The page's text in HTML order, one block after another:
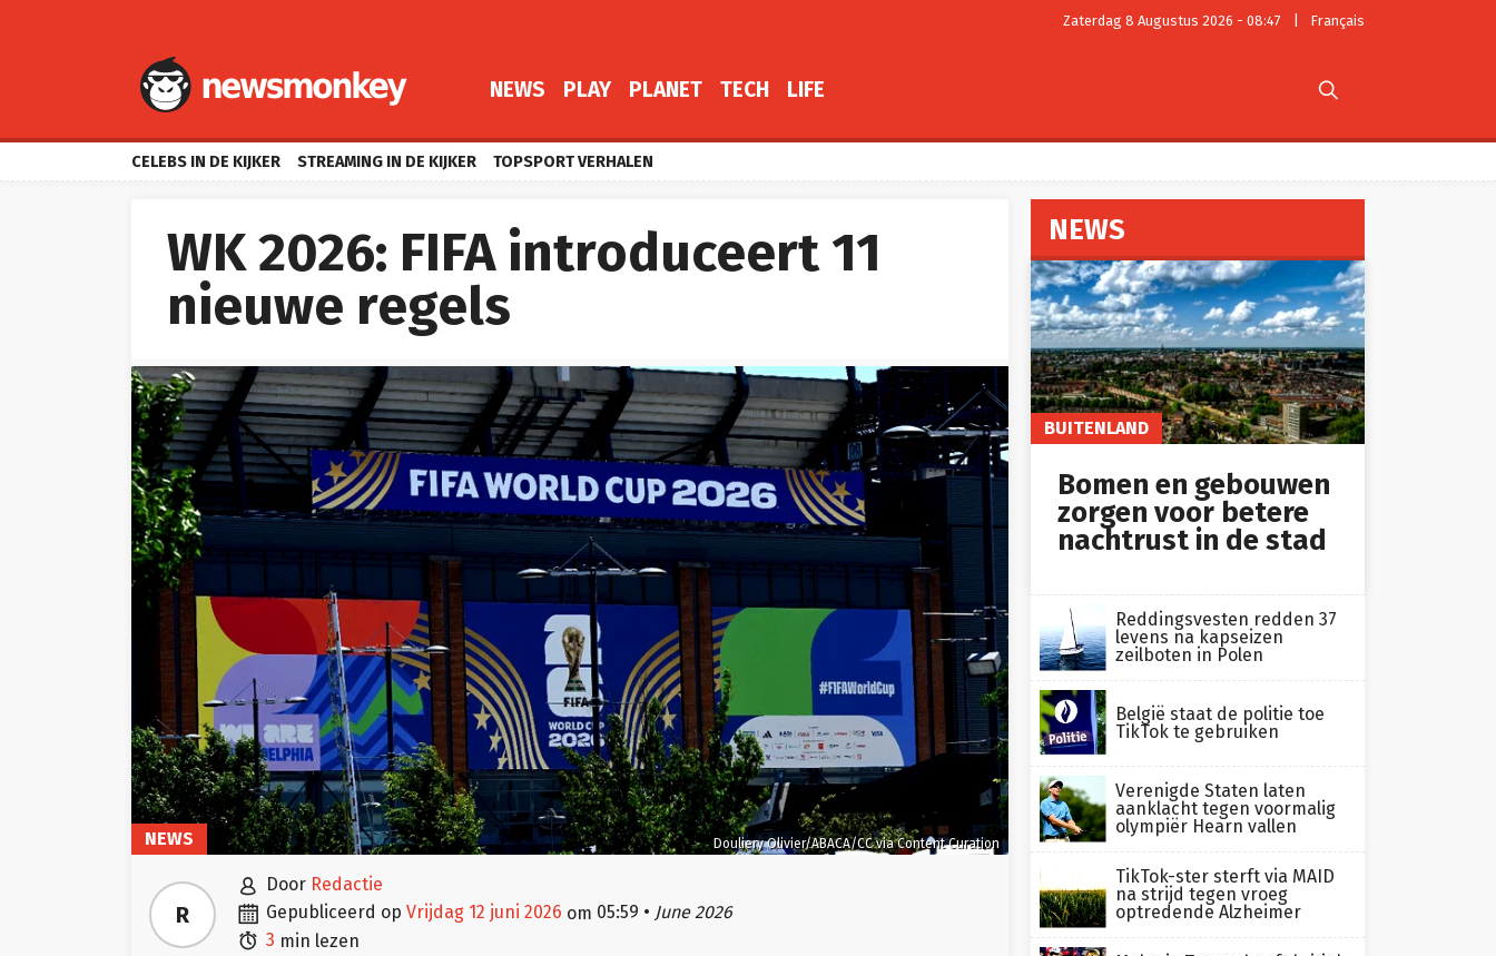
Zaterdag 8 Augustus 2026 - 08:47 Français
NEWS PLAY PLANET TECH LIFE 
CELEBS IN DE KIJKER STREAMING IN DE KIJKER TOPSPORT VERHALEN
WK 2026: FIFA introduceert 11
nieuwe regels
Douliery Olivier/ABACA/CC via Content Curation
NEWS
R
 door Redactie
 gepubliceerd op vrijdag 12 juni 2026 om 05:59 • June 2026
 3 min lezen
NEWS
BUITENLAND
Bomen en gebouwen
zorgen voor betere
nachtrust in de stad
Reddingsvesten redden 37
levens na kapseizen
zeilboten in Polen
België staat de politie toe
TikTok te gebruiken
Verenigde Staten laten
aanklacht tegen voormalig
olympiër Hearn vallen
TikTok-ster sterft via MAID
na strijd tegen vroeg
optredende Alzheimer